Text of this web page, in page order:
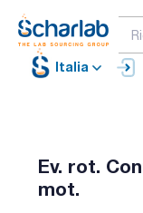
Italia
Ev. rot.
mot.